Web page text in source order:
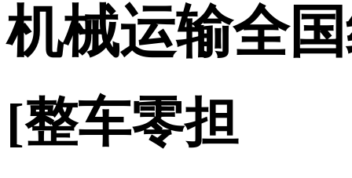
机械运输全
[整车零担